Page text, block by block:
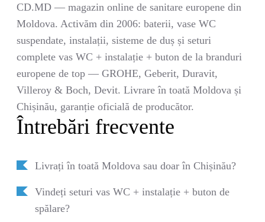
CD.MD — magazin online de sanitare europene din
Moldova. Activăm din 2006: baterii, vase WC
suspendate, instalații, sisteme de duș și seturi
complete vas WC + instalație + buton de la branduri
europene de top — GROHE, Geberit, Duravit,
Villeroy & Boch, Devit. Livrare în toată Moldova și
Chișinău, garanție oficială de producător.
Întrebări frecvente
Livrați în toată Moldova sau doar în Chișinău?
Vindeți seturi vas WC + instalație + buton de
spălare?